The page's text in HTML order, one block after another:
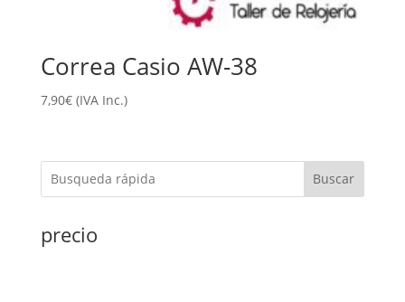
Correa Casio AW-38
7,90€ (IVA Inc.)
Buscar
precio